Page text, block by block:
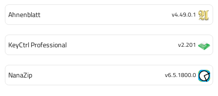
Ahnenblatt v4.49.0.1
KeyCtrl Professional v2.201
NanaZip v6.5.1800.0